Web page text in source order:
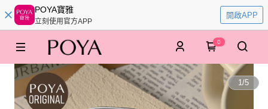
POYA寶雅
立刻使用官方APP
開啟APP
0
1/5